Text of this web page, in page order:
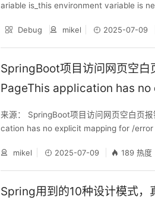
ariable is_this environment variable is
Debug
mikel 2025-07-09
SpringBoot项目访问网页空
PageThis application has
or – guohao施 – 博客园
来源： SpringBoot项目访问网页空白页
cation has no explicit mapping for /
licit mappi
mikel 2025-07-09 189 热度
Spring用到的10种设计模式，